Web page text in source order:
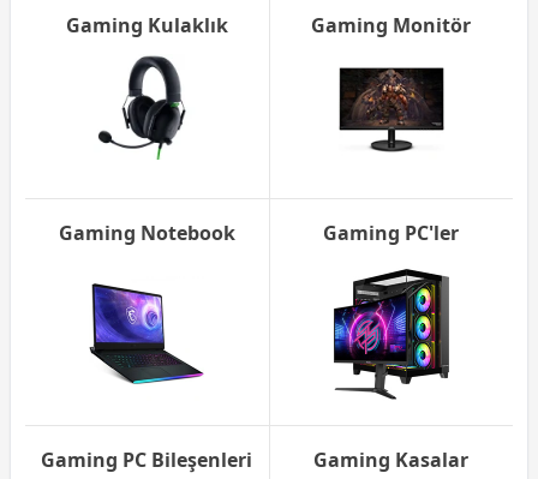
Gaming Kulaklık Gaming Monitör
Gaming Notebook Gaming PC'ler
Gaming PC Bileşenleri Gaming Kasalar